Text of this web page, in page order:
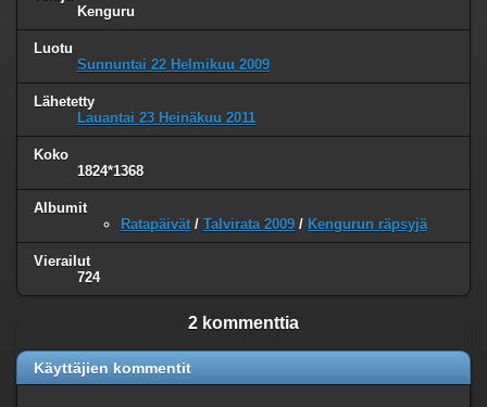
Kenguru
Luotu
Sunnuntai 22 Helmikuu 2009
Lähetetty
Lauantai 23 Heinäkuu 2011
Koko
1824*1368
Albumit
Ratapäivät / Talvirata 2009 / Kengurun räpsyjä
Vierailut
724
2 kommenttia
Käyttäjien kommentit